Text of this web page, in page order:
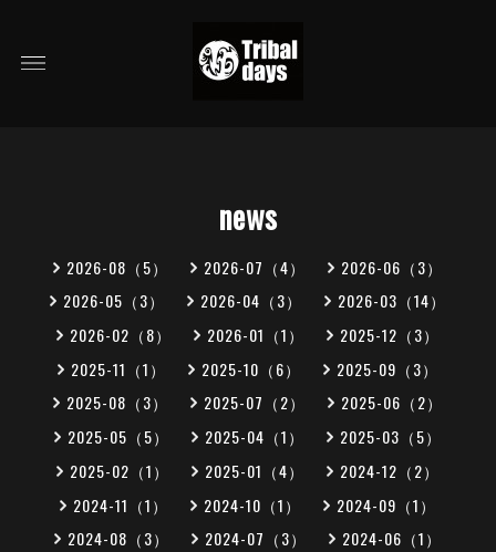
news
2026-08（5） 2026-07（4）
2026-06（3）
2026-05（3）
2026-04（3）
2026-03（14）
2026-02（8）
2026-01（1）
2025-12（3）
2025-11（1）
2025-10（6）
2025-09（3）
2025-08（3）
2025-07（2）
2025-06（2）
2025-05（5）
2025-04（1）
2025-03（5）
2025-02（1）
2025-01（4）
2024-12（2）
2024-11（1）
2024-10（1）
2024-09（1）
2024-08（3）
2024-07（3）
2024-06（1）